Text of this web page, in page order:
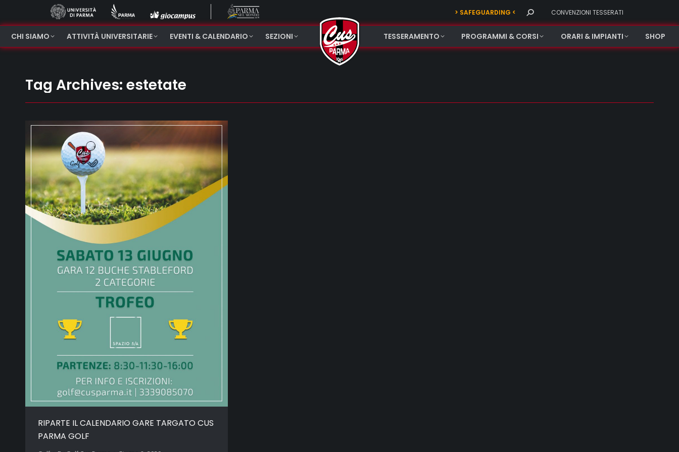
> SAFEGUARDING < Search: CONVENZIONI TESSERATI
CHI SIAMO ATTIVITÀ UNIVERSITARIE EVENTI & CALENDARIO SEZIONI TESSERAMENTO PROGRAMMI & CORSI ORARI & IMPIANTI SHOP
Tag Archives: estetate
RIPARTE IL CALENDARIO GARE TARGATO CUS
PARMA GOLF